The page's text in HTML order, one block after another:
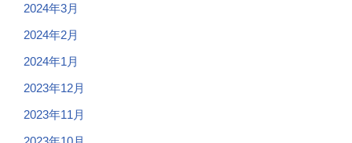
2024年3月
2024年2月
2024年1月
2023年12月
2023年11月